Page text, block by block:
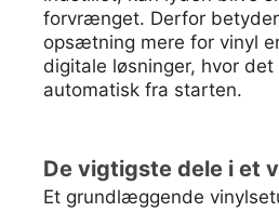
forvrænget. Derfor
opsætning mere for vinyl
digitale løsninger, hvor
automatisk fra starten.
De vigtigste dele i et
Et grundlæggende